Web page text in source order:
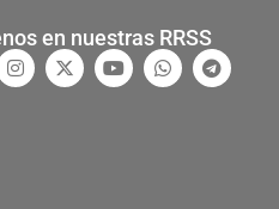
en nuestras RRSS